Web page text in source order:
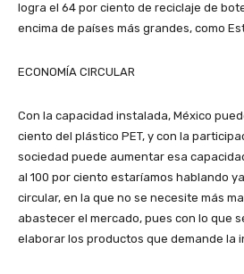
logra el 64 por ciento de reciclaje de
encima de países más grandes, como
ECONOMÍA CIRCULAR
Con la capacidad instalada, México
ciento del plástico PET, y con la
sociedad puede aumentar esa
al 100 por ciento estaríamos hablando
circular, en la que no se necesite más
abastecer el mercado, pues con lo que
elaborar los productos que demande la